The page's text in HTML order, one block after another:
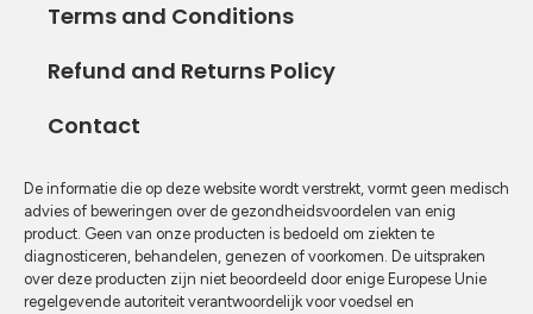
Terms and Conditions
Refund and Returns Policy
Contact
De informatie die op deze website wordt verstrekt, vormt geen medisch
advies of beweringen over de gezondheidsvoordelen van enig
product. Geen van onze producten is bedoeld om ziekten te
diagnosticeren, behandelen, genezen of voorkomen. De uitspraken
over deze producten zijn niet beoordeeld door enige Europese Unie
regelgevende autoriteit verantwoordelijk voor voedsel en